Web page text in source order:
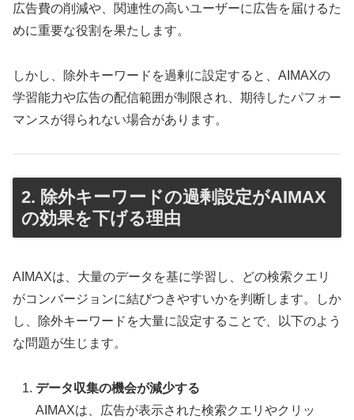
広告費の削減や、関連性の高いユーザーに広告を届けるた
めに重要な役割を果たします。
しかし、除外キーワードを過剰に設定すると、AIMAXの
学習能力や広告の配信範囲が制限され、期待したパフォー
マンスが得られない場合があります。
2. 除外キーワードの過剰設定がAIMAX
の効果を下げる理由
AIMAXは、大量のデータを基に学習し、どの検索クエリ
がコンバージョンに結びつきやすいかを判断します。しか
し、除外キーワードを大量に設定することで、以下のよう
な問題が生じます。
データ収集の機会が減少する
AIMAXは、広告が表示された検索クエリやクリッ